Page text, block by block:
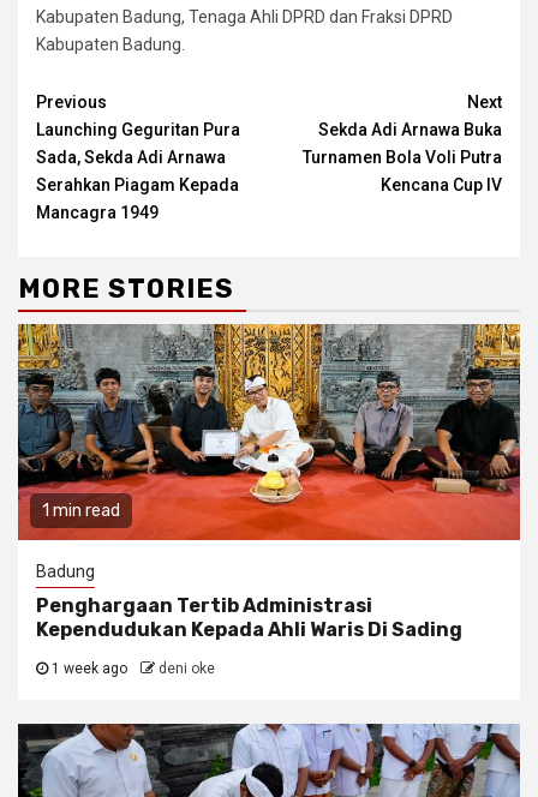
Kabupaten Badung, Tenaga Ahli DPRD dan Fraksi DPRD
Kabupaten Badung.
Continue
Reading
Previous
Launching Geguritan Pura
Sada, Sekda Adi Arnawa
Serahkan Piagam Kepada
Mancagra 1949
Next
Sekda Adi Arnawa Buka
Turnamen Bola Voli Putra
Kencana Cup IV
MORE STORIES
1 min read
Badung
Penghargaan Tertib Administrasi
Kependudukan Kepada Ahli Waris Di Sading
1 week ago deni oke